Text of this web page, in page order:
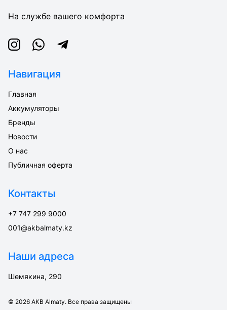
На службе вашего комфорта
InstagramWhatsappTelegram
Навигация
Главная
Аккумуляторы
Бренды
Новости
О нас
Публичная оферта
Контакты
+7 747 299 9000
001@akbalmaty.kz
Наши адреса
Шемякина, 290
© 2026 AKB Almaty. Все права защищены